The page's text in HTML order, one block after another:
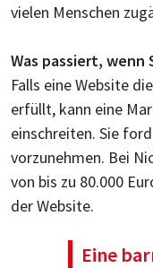
vielen Menschen
Was passiert, wenn
Falls eine Website
erfüllt, kann eine
einschreiten. Sie
vorzunehmen. Bei
von bis zu 80.000
der Website.
Eine